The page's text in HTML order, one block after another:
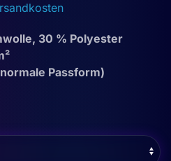
30 % Polyester
Passform)